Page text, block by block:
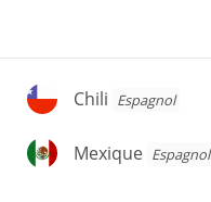
Chili
Chili Espagnol
Mexique
Mexique Espagnol